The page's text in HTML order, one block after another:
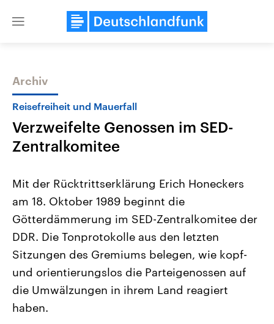
Close
Themen
Landtagswahl Sachsen-Anhalt
2026
Alle Informationen
Sachsen-Anhalt wählt am 6.
September 2026 einen neuen
Landtag. Seit 2021 wird das
Bundesland von einer Koalition aus
CDU, SPD und FDP regiert.-
Umfragen, Prognosen,
Wahlprogramme, aktuelle Berichte
und Hintergründe zu den Parteien
Aktuelle Beiträge,
Hintergründe
Wirtschaftlich und
gehören die Vereinigten
den mächtigsten Ländern
mit großem Einfluss auf
aktuelle Weltgeschehen.
Sendungen
Archiv
Reisefreiheit und Mauerfall
Verzweifelte Genossen im SED-
Zentralkomitee
Mit der Rücktrittserklärung Erich Honeckers
am 18. Oktober 1989 beginnt die
Götterdämmerung im SED-Zentralkomitee der
DDR. Die Tonprotokolle aus den letzten
Sitzungen des Gremiums belegen, wie kopf-
und orientierungslos die Parteigenossen auf
die Umwälzungen in ihrem Land reagiert
haben.